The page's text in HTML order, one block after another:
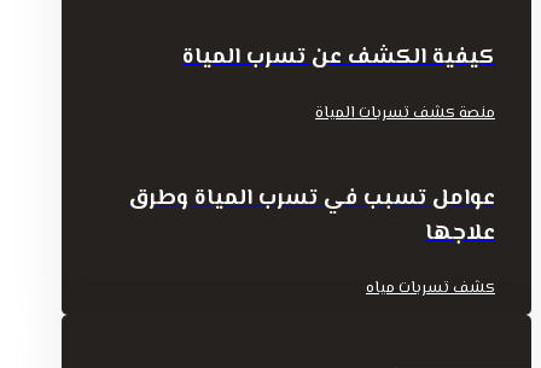
كيفية الكشف عن تسرب المياة
منصة كشف تسربات المياة
عوامل تسبب في تسرب المياة وطرق
علاجها
كشف تسربات مياه